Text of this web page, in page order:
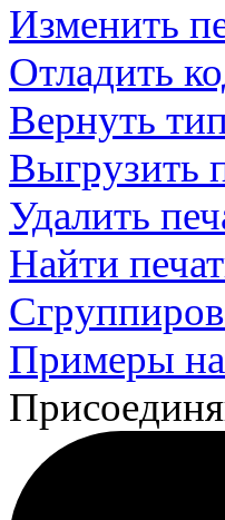
Изменить
Отладить
Вернуть
Выгрузить
Удалить
Найти
Примеры